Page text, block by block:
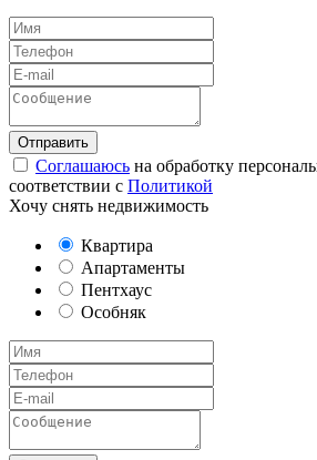
Соглашаюсь на обработку
соответствии с Политикой
Хочу снять недвижимость
Квартира
Апартаменты
Пентхаус
Особняк